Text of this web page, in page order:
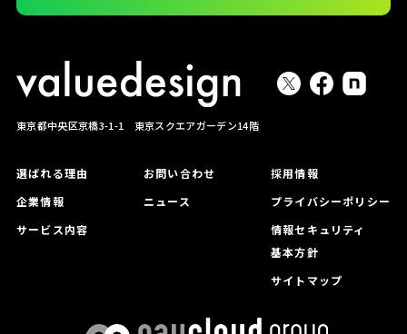
東京都中央区京橋3-1-1 東京スクエアガーデン14階
選ばれる理由
企業情報
サービス内容
お問い合わせ
ニュース
採用情報
プライバシーポリシー
情報セキュリティ
基本方針
サイトマップ